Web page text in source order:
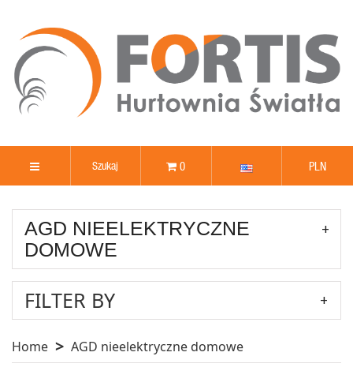
0 PLN
AGD NIEELEKTRYCZNE
DOMOWE
FILTER BY
Home AGD nieelektryczne domowe